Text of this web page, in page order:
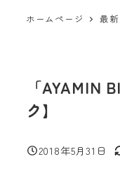
ホームページ 最
「AYAMIN
ク】
投稿日
2018年5月31日